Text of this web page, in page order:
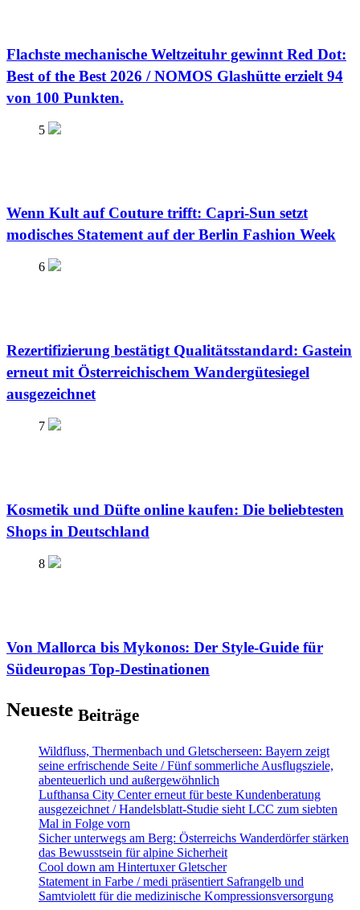
Flachste mechanische Weltzeituhr gewinnt Red Dot:
Best of the Best 2026 / NOMOS Glashütte erzielt 94
von 100 Punkten.
5
Wenn Kult auf Couture trifft: Capri-Sun setzt
modisches Statement auf der Berlin Fashion Week
6
Rezertifizierung bestätigt Qualitätsstandard: Gastein
erneut mit Österreichischem Wandergütesiegel
ausgezeichnet
7
Kosmetik und Düfte online kaufen: Die beliebtesten
Shops in Deutschland
8
Von Mallorca bis Mykonos: Der Style-Guide für
Südeuropas Top-Destinationen
Neueste Beiträge
Wildfluss, Thermenbach und Gletscherseen: Bayern zeigt
seine erfrischende Seite / Fünf sommerliche Ausflugsziele,
abenteuerlich und außergewöhnlich
Lufthansa City Center erneut für beste Kundenberatung
ausgezeichnet / Handelsblatt-Studie sieht LCC zum siebten
Mal in Folge vorn
Sicher unterwegs am Berg: Österreichs Wanderdörfer stärken
das Bewusstsein für alpine Sicherheit
Cool down am Hintertuxer Gletscher
Statement in Farbe / medi präsentiert Safrangelb und
Samtviolett für die medizinische Kompressionsversorgung